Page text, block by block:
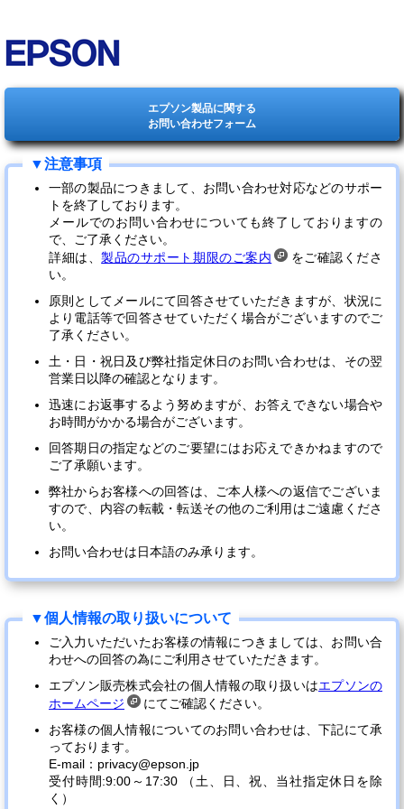
エプソン製品に関する
お問い合わせフォーム
一部の製品につきまして、お問い合わせ対応などのサポー
トを終了しております。
メールでのお問い合わせについても終了しておりますの
で、ご了承ください。
詳細は、製品のサポート期限のご案内
をご確認くださ
い。
原則としてメールにて回答させていただきますが、状況に
より電話等で回答させていただく場合がございますのでご
了承ください。
土・日・祝日及び弊社指定休日のお問い合わせは、その翌
営業日以降の確認となります。
迅速にお返事するよう努めますが、お答えできない場合や
お時間がかかる場合がございます。
回答期日の指定などのご要望にはお応えできかねますので
ご了承願います。
弊社からお客様への回答は、ご本人様への返信でございま
すので、内容の転載・転送その他のご利用はご遠慮くださ
い。
お問い合わせは日本語のみ承ります。
ご入力いただいたお客様の情報につきましては、お問い合
わせへの回答の為にご利用させていただきます。
エプソン販売株式会社の個人情報の取り扱いはエプソンの
ホームページ
にてご確認ください。
お客様の個人情報についてのお問い合わせは、下記にて承
っております。
E-mail：privacy@epson.jp
受付時間:9:00～17:30 （土、日、祝、当社指定休日を除
く）